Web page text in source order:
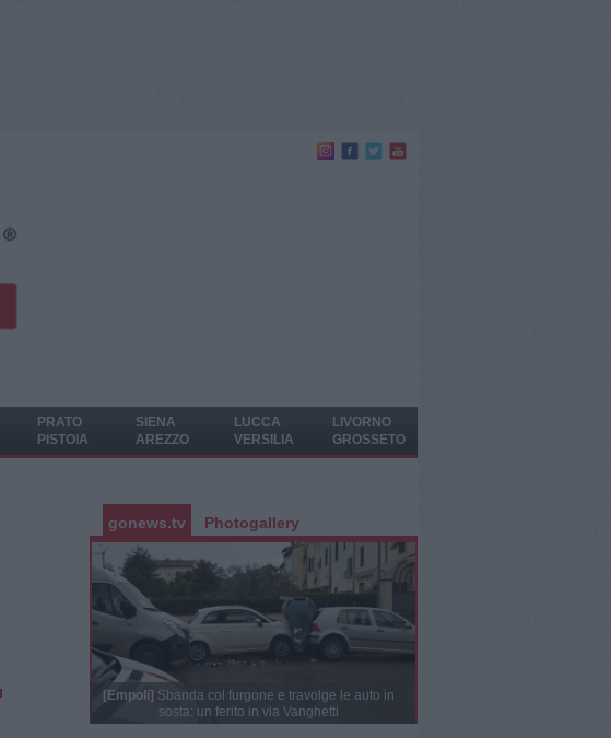
PRATO
PISTOIA
SIENA
AREZZO
LUCCA
VERSILIA
LIVORNO
GROSSETO
gonews.tv Photogallery
[Empoli] Sbanda col furgone e travolge le auto in
sosta: un ferito in via Vanghetti